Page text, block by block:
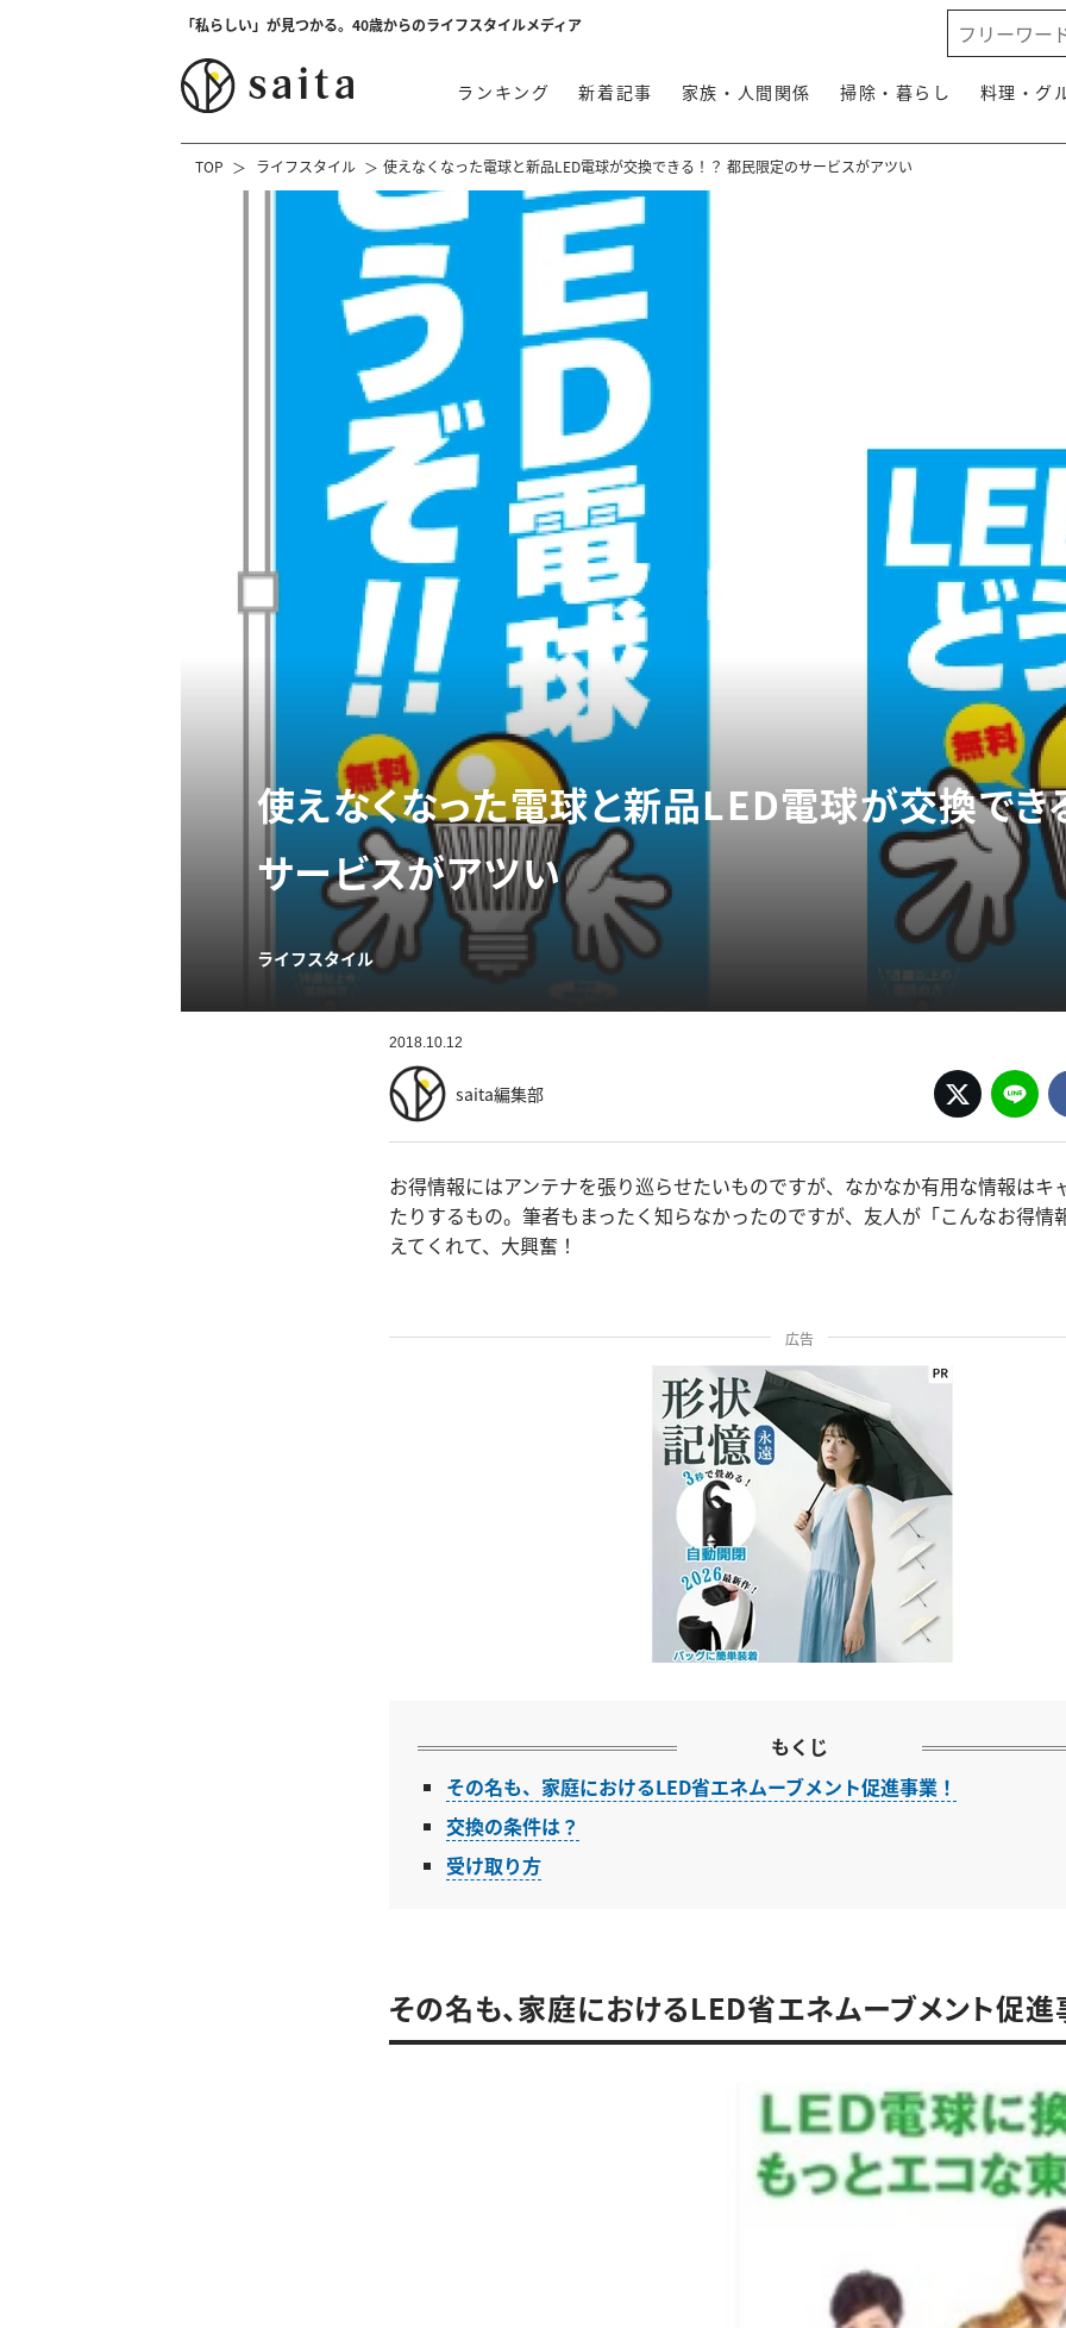
「私らしい」が見つかる。40歳からのライフスタイルメディア
ランキング 新着記事 家族・人間関係 掃除・暮らし 料理・グ
TOP ライフスタイル 使えなくなった電球と新品LED電球が交換できる！？ 都民限定のサービスがアツい
使えなくなった電球と新品LED電球が交換でき
サービスがアツい
ライフスタイル
2018.10.12
saita編集部
お得情報にはアンテナを張り巡らせたいものですが、なかなか有用な情報はキ
たりするもの。筆者もまったく知らなかったのですが、友人が「こんなお得
えてくれて、大興奮！
広告
もくじ
その名も、家庭におけるLED省エネムーブメント促進事業！
交換の条件は？
受け取り方
その名も、家庭におけるLED省エネムーブメント促進